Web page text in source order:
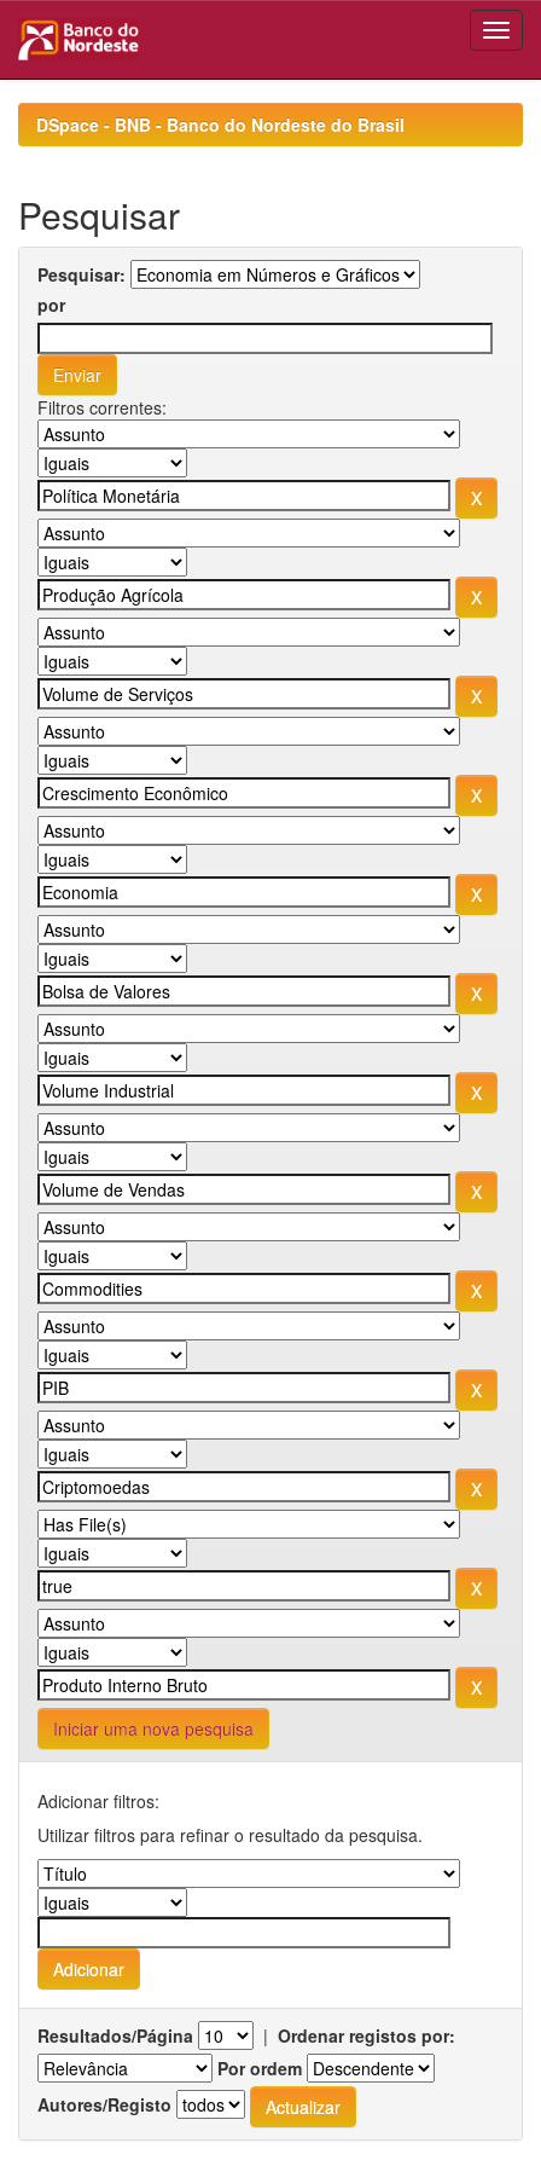
navigationDSpace - BNB - Banco do Nordeste do Brasil
Pesquisar
Pesquisar:
por
Filtros correntes:
Iniciar uma nova pesquisa
Adicionar filtros:
Utilizar filtros para refinar o resultado da pesquisa.
Resultados/Página | Ordenar registos por:
Por ordem
Autores/Registo